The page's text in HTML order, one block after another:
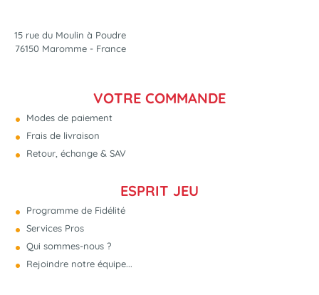
15 rue du Moulin à Poudre
76150 Maromme - France
VOTRE COMMANDE
Modes de paiement
Frais de livraison
Retour, échange & SAV
ESPRIT JEU
Programme de Fidélité
Services Pros
Qui sommes-nous ?
Rejoindre notre équipe...